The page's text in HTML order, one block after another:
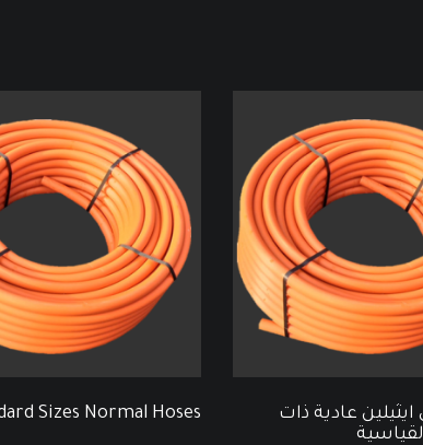
عادية ذات
Sizes Normal Hoses